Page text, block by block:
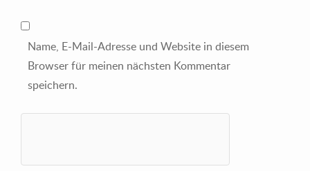
Name, E-Mail-Adresse und Website in diesem
Browser für meinen nächsten Kommentar
speichern.